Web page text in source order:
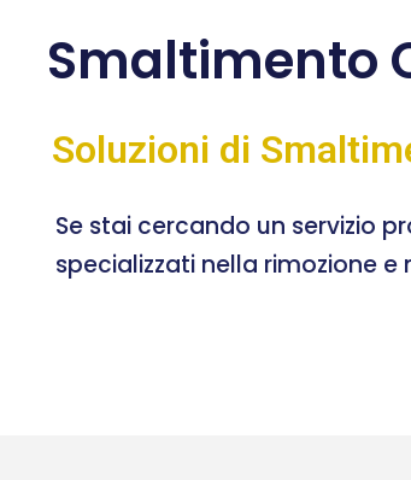
Smaltimento
Soluzioni di
Se stai cercando un servizio
specializzati nella rimozione